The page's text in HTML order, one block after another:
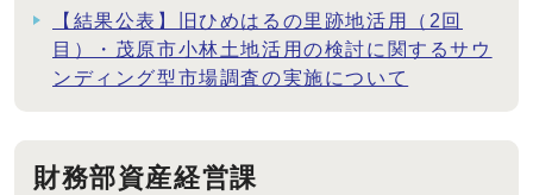
【結果公表】旧ひめはるの里跡地活用（2回
目）・茂原市小林土地活用の検討に関するサウ
ンディング型市場調査の実施について
財務部資産経営課